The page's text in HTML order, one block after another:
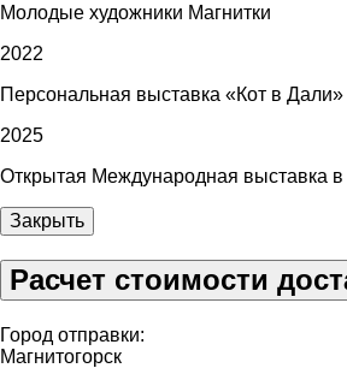
Молодые художники Магнитки
2022
Персональная выставка «Кот в Дали»
2025
Открытая Международная выставка
Закрыть
Расчет стоимости
Город отправки:
Магнитогорск